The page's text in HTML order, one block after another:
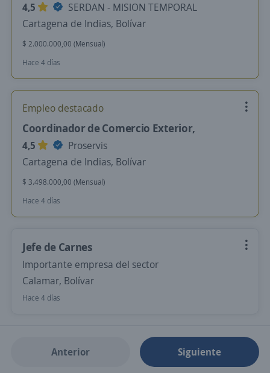
4,5
SERDAN - MISION TEMPORAL
Cartagena de Indias, Bolívar
$ 2.000.000,00 (Mensual)
Hace 4 días
Empleo destacado
Coordinador de Comercio Exterior,
4,5
Proservis
Cartagena de Indias, Bolívar
$ 3.498.000,00 (Mensual)
Hace 4 días
Jefe de Carnes
Importante empresa del sector
Calamar, Bolívar
Hace 4 días
Anterior Siguiente